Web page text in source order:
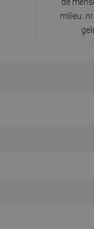
milieu.